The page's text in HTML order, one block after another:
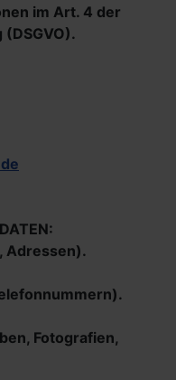
im Art. 4 der
Adressen).
Fotografien,